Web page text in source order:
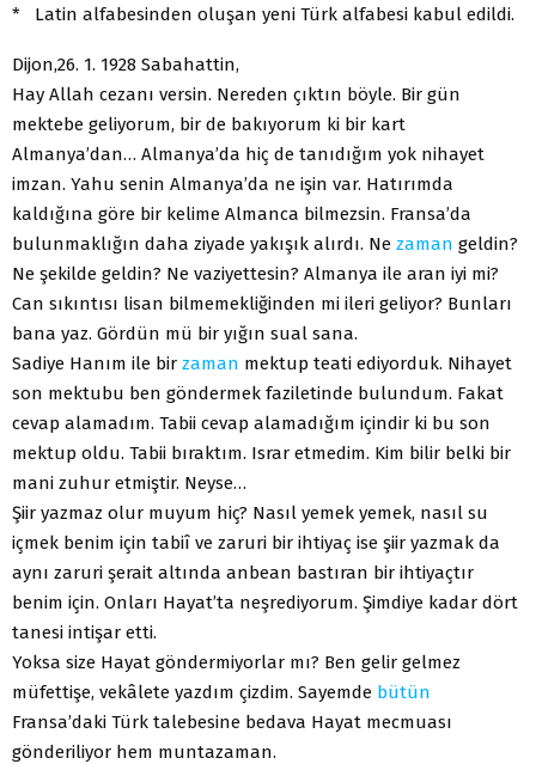
* Latin alfabesinden oluşan yeni Türk alfabesi kabul edildi.
Dijon,26. 1. 1928 Sabahattin,
Hay Allah cezanı versin. Nereden çıktın böyle. Bir gün
mektebe geliyorum, bir de bakıyorum ki bir kart
Almanya’dan… Almanya’da hiç de tanıdığım yok nihayet
imzan. Yahu senin Almanya’da ne işin var. Hatırımda
kaldığına göre bir kelime Almanca bilmezsin. Fransa’da
bulunmaklığın daha ziyade yakışık alırdı. Ne zaman geldin?
Ne şekilde geldin? Ne vaziyettesin? Almanya ile aran iyi mi?
Can sıkıntısı lisan bilmemekliğinden mi ileri geliyor? Bunları
bana yaz. Gördün mü bir yığın sual sana.
Sadiye Hanım ile bir zaman mektup teati ediyorduk. Nihayet
son mektubu ben göndermek faziletinde bulundum. Fakat
cevap alamadım. Tabii cevap alamadığım içindir ki bu son
mektup oldu. Tabii bıraktım. Israr etmedim. Kim bilir belki bir
mani zuhur etmiştir. Neyse…
Şiir yazmaz olur muyum hiç? Nasıl yemek yemek, nasıl su
içmek benim için tabiî ve zaruri bir ihtiyaç ise şiir yazmak da
aynı zaruri şerait altında anbean bastıran bir ihtiyaçtır
benim için. Onları Hayat’ta neşrediyorum. Şimdiye kadar dört
tanesi intişar etti.
Yoksa size Hayat göndermiyorlar mı? Ben gelir gelmez
müfettişe, vekâlete yazdım çizdim. Sayemde bütün
Fransa’daki Türk talebesine bedava Hayat mecmuası
gönderiliyor hem muntazaman.